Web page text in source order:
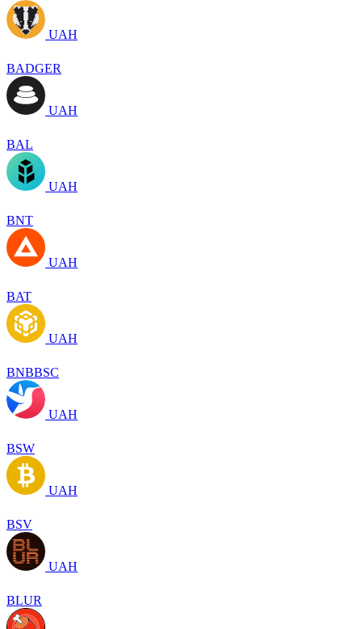
UAH
BADGER
UAH
BAL
UAH
BNT
UAH
BAT
UAH
BNBBSC
UAH
BSW
UAH
BSV
UAH
BLUR